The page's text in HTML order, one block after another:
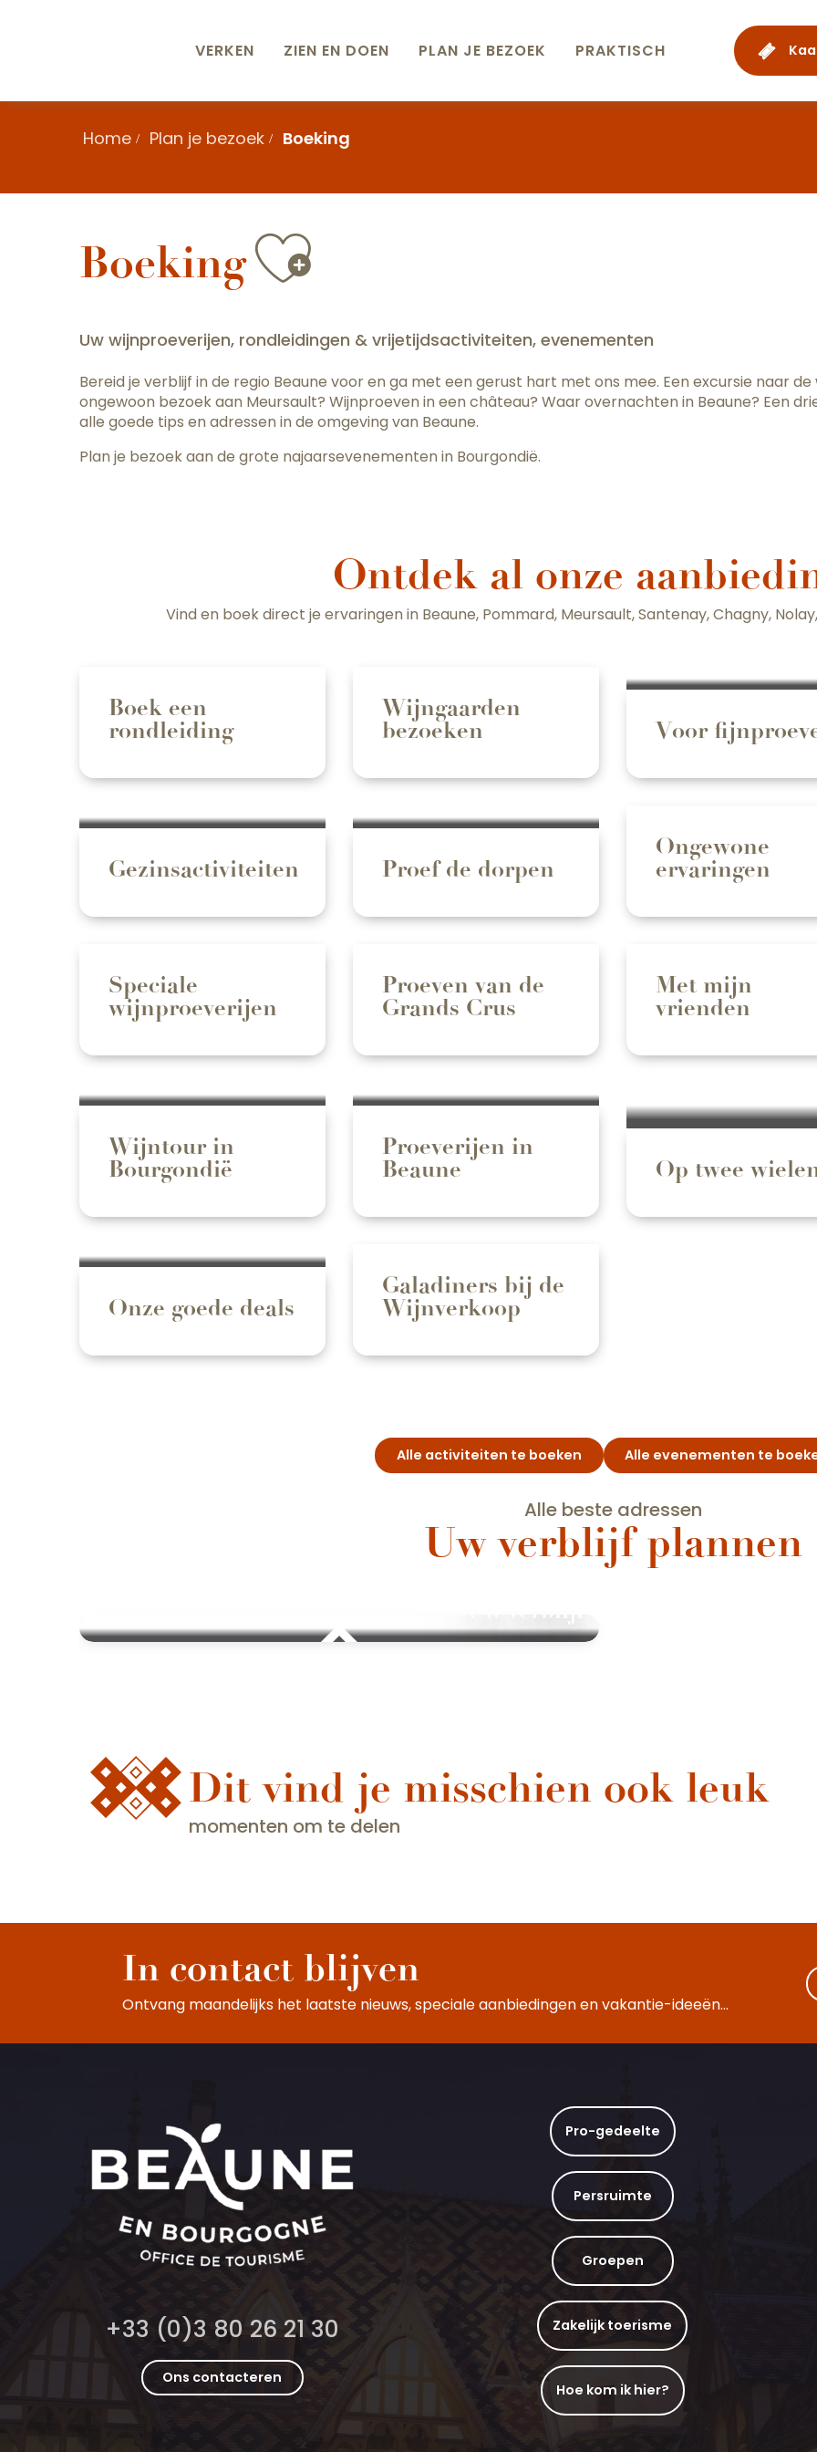
VERKEN ZIEN EN DOEN PLAN JE BEZOEK PRAKTISCH
Home Plan je bezoek Boeking
BoekingAjouter aux
Uw wijnproeverijen, rondleidingen & vrijetijdsactiviteiten, evenementen
Bereid je verblijf in de regio Beaune voor en ga met een gerust hart met ons mee. Een excursie naar
ongewoon bezoek aan Meursault? Wijnproeven in een château? Waar overnachten in Beaune? Een
alle goede tips en adressen in de omgeving van Beaune.
Plan je bezoek aan de grote najaarsevenementen in Bourgondië.
Ontdek al onze
Vind en boek direct je ervaringen in Beaune, Pommard, Meursault, Santenay, Chagny,
Boek een
rondleiding
Wijngaarden
bezoeken
Voor
Gezinsactiviteiten Proef de dorpen
Ongewone
ervaringen
Speciale
wijnproeverijen
Proeven van de
Grands Crus
Met mijn
vrienden
Wijntour in
Bourgondië
Proeverijen in
Beaune
Op twee
Onze goede deals
Galadiners bij de
Wijnverkoop
Alle activiteiten te boeken Alle evenementen te
Alle beste adressen
Uw verblijf plannen
Uw verblijf
Dit vind je misschien ook leuk
momenten om te delen
sportievelingen: ontdek de Bourgondische wijngaarden te voet
In contact blijven
Ontvang maandelijks het laatste nieuws, speciale aanbiedingen en vakantie-ideeën...
+33 (0)3 80 26 21 30
Ons contacteren
Pro-gedeelte
Persruimte
Groepen
Zakelijk toerisme
Hoe kom ik hier?